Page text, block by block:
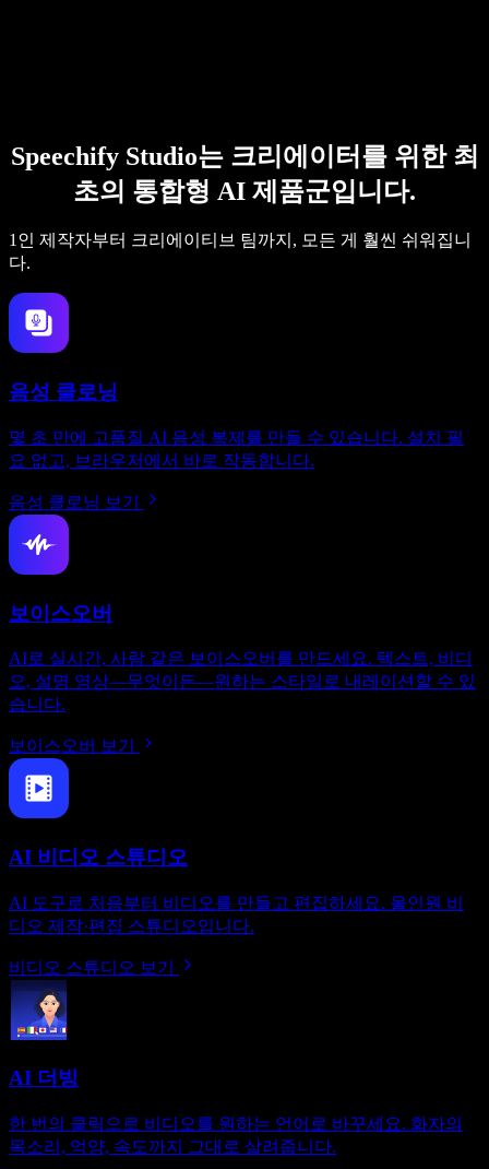
Speechify Studio는 크리에이터를 위한 최
초의 통합형 AI 제품군입니다.
1인 제작자부터 크리에이티브 팀까지, 모든 게 훨씬 쉬워집니
다.
음성 클로닝
몇 초 만에 고품질 AI 음성 복제를 만들 수 있습니다. 설치 필
요 없고, 브라우저에서 바로 작동합니다.
음성 클로닝 보기
보이스오버
AI로 실시간, 사람 같은 보이스오버를 만드세요. 텍스트, 비디
오, 설명 영상—무엇이든—원하는 스타일로 내레이션할 수 있
습니다.
보이스오버 보기
AI 비디오 스튜디오
AI 도구로 처음부터 비디오를 만들고 편집하세요. 올인원 비
디오 제작·편집 스튜디오입니다.
비디오 스튜디오 보기
AI 더빙
한 번의 클릭으로 비디오를 원하는 언어로 바꾸세요. 화자의
목소리, 억양, 속도까지 그대로 살려줍니다.